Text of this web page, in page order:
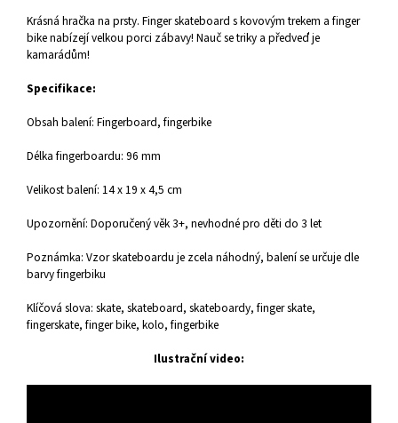
Krásná hračka na prsty. Finger skateboard s kovovým trekem a finger
bike nabízejí velkou porci zábavy! Nauč se triky a předveď je
kamarádům!
Specifikace:
Obsah balení: Fingerboard, fingerbike
Délka fingerboardu: 96 mm
Velikost balení: 14 x 19 x 4,5 cm
Upozornění: Doporučený věk 3+, nevhodné pro děti do 3 let
Poznámka: Vzor skateboardu je zcela náhodný, balení se určuje dle
barvy fingerbiku
Klíčová slova: skate, skateboard, skateboardy, finger skate,
fingerskate, finger bike, kolo, fingerbike
Ilustrační video: